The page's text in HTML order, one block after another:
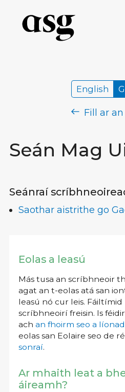
Seán Mag
English
Fill ar
Seánraí
Saothar aistrithe go
Eolas a leasú
Más tusa an scríbhneoir
agat an t-eolas atá san
leasú nó cur leis.
scríbhneoirí freisin. Is
ach an fhoirm seo a
eolas san Eolaire seo de
sonraí.
Ar mhaith leat a
áireamh?